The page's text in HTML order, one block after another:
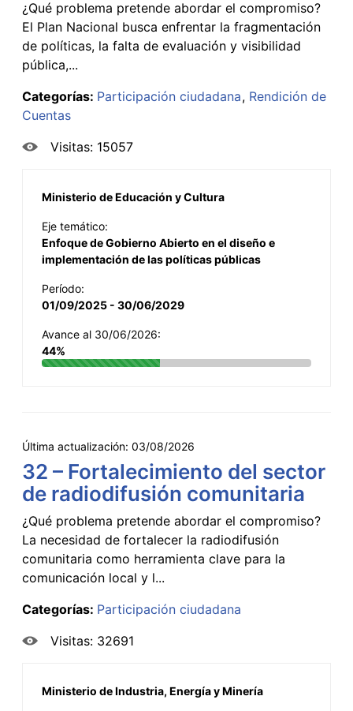
¿Qué problema pretende abordar el compromiso?
El Plan Nacional busca enfrentar la fragmentación
de políticas, la falta de evaluación y visibilidad
pública,...
Categorías: Participación ciudadana Rendición de
Cuentas
Visitas: 15057
Ministerio de Educación y Cultura
Eje temático:
Enfoque de Gobierno Abierto en el diseño e
implementación de las políticas públicas
Período:
01/09/2025 - 30/06/2029
Avance al 30/06/2026:
44%
Última actualización: 03/08/2026
32 – Fortalecimiento del sector
de radiodifusión comunitaria
¿Qué problema pretende abordar el compromiso?
La necesidad de fortalecer la radiodifusión
comunitaria como herramienta clave para la
comunicación local y l...
Categorías: Participación ciudadana
Visitas: 32691
Ministerio de Industria, Energía y Minería